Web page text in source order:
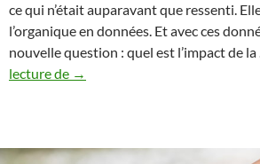
ce qui n’était auparavant que ressenti.
l’organique en données. Et avec ces
nouvelle question : quel est l’impact de
lecture de Quand
l’érotisme
→